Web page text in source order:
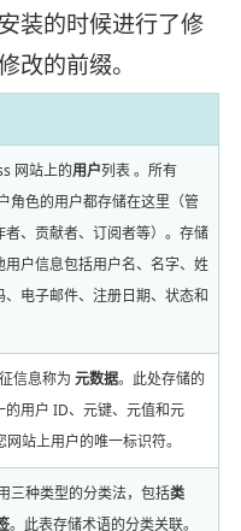
装的时候进行了修
改的前缀。
网站上的用户列表 。所有
角色的用户都存储在这里（管
者、贡献者、订阅者等）。存储
用户信息包括用户名、名字、姓
、电子邮件、注册日期、状态和
信息称为 元数据。此处存储的
的用户 ID、元键、元值和元
站上用户的唯一标识符。
三种类型的分类法，包括类
。此表存储术语的分类关联。